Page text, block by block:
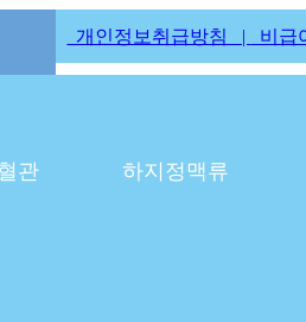
개인정보취급방침 | 비급
오픈
관 하지정맥류